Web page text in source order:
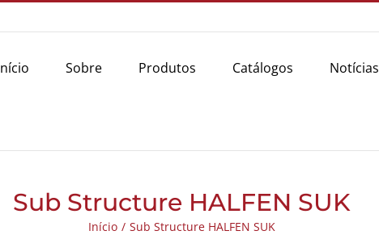
Sobre Produtos Catálogos Notícias
Sub Structure HALFEN SUK
Início / Sub Structure HALFEN SUK